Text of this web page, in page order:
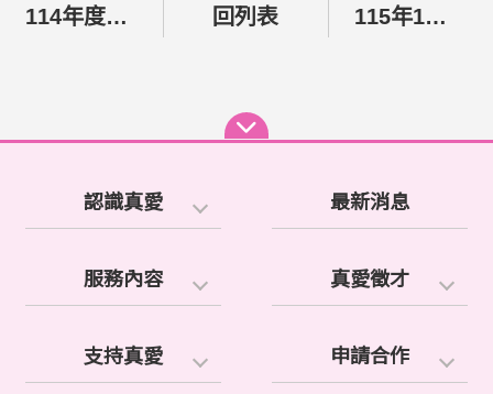
114年度【寒冬送暖】活動圓滿達成！ 回列表 115年1、2月份愛心發票募集成果
認識真愛 最新消息
服務內容 真愛徵才
支持真愛 申請合作